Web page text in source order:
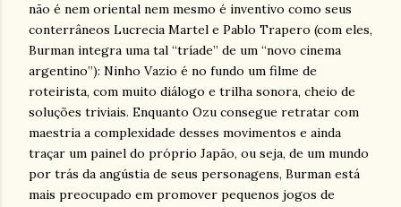
não é nem oriental nem mesmo é inventivo como seus
conterrâneos Lucrecia Martel e Pablo Trapero (com eles,
Burman integra uma tal “tríade” de um “novo cinema
argentino”): Ninho Vazio é no fundo um filme de
roteirista, com muito diálogo e trilha sonora, cheio de
soluções triviais. Enquanto Ozu consegue retratar com
maestria a complexidade desses movimentos e ainda
traçar um painel do próprio Japão, ou seja, de um mundo
por trás da angústia de seus personagens, Burman está
mais preocupado em promover pequenos jogos de